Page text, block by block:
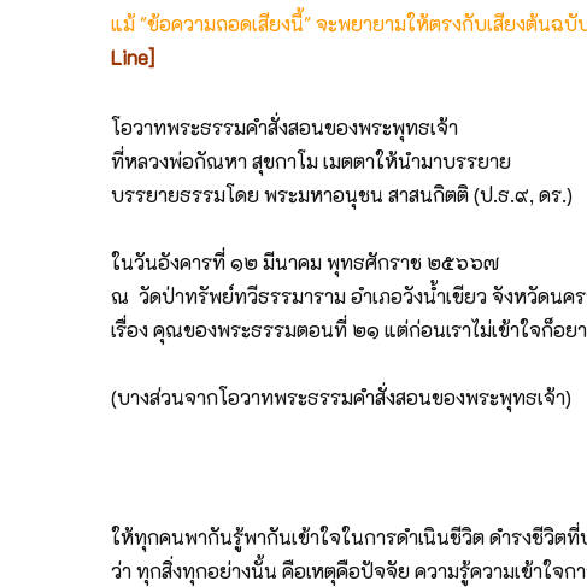
แม้ "ข้อความถอดเสียงนี้" จะพยายามให้ตรงกับเสียงต้นฉ
Line]
โอวาทพระธรรมคำสั่งสอนของพระพุทธเจ้า
ที่หลวงพ่อกัณหา สุขกาโม เมตตาให้นำมาบรรยาย
บรรยายธรรมโดย พระมหาอนุชน สาสนกิตติ (ป.ธ.๙, ดร.)
ในวันอังคารที่ ๑๒ มีนาคม พุทธศักราช ๒๕๖๖๗
ณ วัดป่าทรัพย์ทวีธรรมาราม อำเภอวังน้ำเขียว จังหวัดนค
เรื่อง คุณของพระธรรมตอนที่ ๒๑ แต่ก่อนเราไม่เข้าใจก็อ
(บางส่วนจากโอวาทพระธรรมคำสั่งสอนของพระพุทธเจ้า)
ให้ทุกคนพากันรู้พากันเข้าใจในการดำเนินชีวิต ดำรงชีวิตที่
ว่า ทุกสิ่งทุกอย่างนั้น คือเหตุคือปัจจัย ความรู้ความเข้าใ